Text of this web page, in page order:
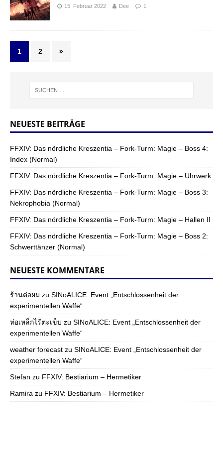
15. Februar 2022 Dee 1
1 2 »
NEUESTE BEITRÄGE
FFXIV: Das nördliche Kreszentia – Fork-Turm: Magie – Boss 4:
Index (Normal)
FFXIV: Das nördliche Kreszentia – Fork-Turm: Magie – Uhrwerk
FFXIV: Das nördliche Kreszentia – Fork-Turm: Magie – Boss 3:
Nekrophobia (Normal)
FFXIV: Das nördliche Kreszentia – Fork-Turm: Magie – Hallen II
FFXIV: Das nördliche Kreszentia – Fork-Turm: Magie – Boss 2:
Schwerttänzer (Normal)
NEUESTE KOMMENTARE
ร้านต่อผม zu SINoALICE: Event „Entschlossenheit der
experimentellen Waffe“
ท่อเหล็กไร้ตะเข็บ zu SINoALICE: Event „Entschlossenheit der
experimentellen Waffe“
weather forecast zu SINoALICE: Event „Entschlossenheit der
experimentellen Waffe“
Stefan zu FFXIV: Bestiarium – Hermetiker
Ramira zu FFXIV: Bestiarium – Hermetiker